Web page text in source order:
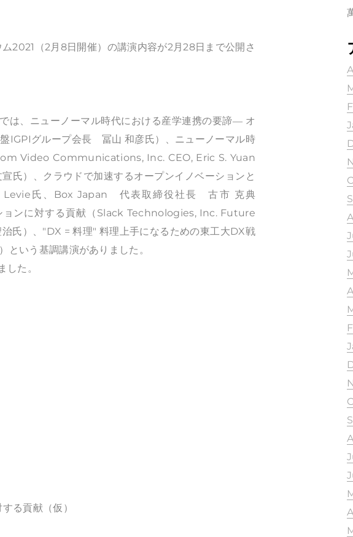
（2月8日開催）の講演内容が2月28日まで公開さ
は、ニューノーマル時代における産学連携の要諦― オ
IGPIグループ会長 冨山 和彦氏）、ニューノーマル時
Video Communications, Inc. CEO, Eric S. Yuan
）、クラウドで加速するオープンイノベーションと
氏、Box Japan 代表取締役社長 古市 克典
ョンに対する貢献（Slack Technologies, Inc. Future
）、"DX = 料理" 料理上手になるための東工大DX戦
いう基調講演がありました。
た。
る貢献（仮）